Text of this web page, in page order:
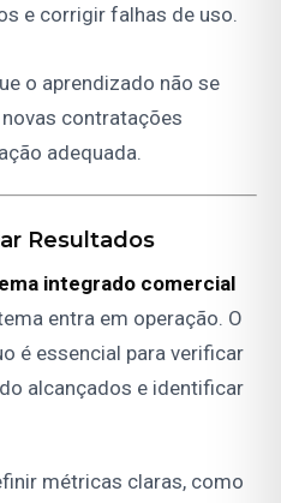
e corrigir falhas de uso.
o aprendizado não se
contratações
adequada.
Resultados
integrado comercial
entra em operação. O
é essencial para verificar
alcançados e identificar
métricas claras, como